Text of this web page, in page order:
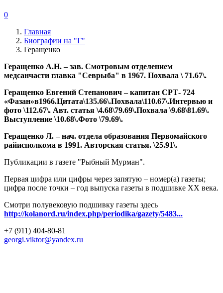
0
Главная
Биографии на "Г"
Геращенко
Геращенко А.Н. – зав. Смотровым отделением
медсанчасти главка "Севрыба" в 1967. Похвала \ 71.67\.
Геращенко Евгений Степанович – капитан СРТ- 724
«Фазан»в1966.Цитата\135.66\.Похвала\110.67\.Интервью и
фото \112.67\. Авт. статья \4.68\79.69\.Похвала \9.68\81.69\.
Выступление \10.68\.Фото \79.69\.
Геращенко Л. – нач. отдела образования Первомайского
райисполкома в 1991. Авторская статья. \25.91\.
Публикации в газете "Рыбный Мурман".
Первая цифра или цифры через запятую – номер(а) газеты;
цифра после точки – год выпуска газеты в подшивке ХХ века.
Смотри полувековую подшивку газеты здесь
http://kolanord.ru/index.php/periodika/gazety/5483...
+7 (911) 404-80-81
georgi.viktor@yandex.ru